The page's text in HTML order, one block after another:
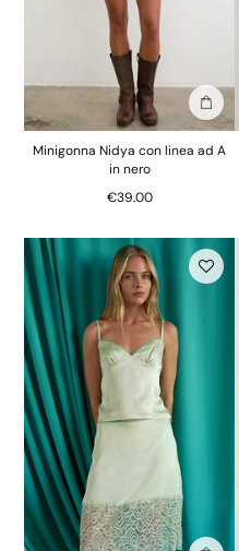
Minigonna Nidya con linea ad A
in nero
€39.00